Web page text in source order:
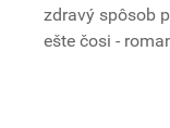
zdravý spôsob
ešte čosi -